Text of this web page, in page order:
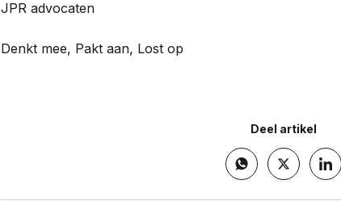
JPR advocaten
Denkt mee, Pakt aan, Lost op
Deel artikel